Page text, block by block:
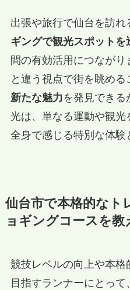
出張や旅行で仙台を訪れ
ギングで観光スポットを
間の有効活用につなが
と違う視点で街を眺める
新たな魅力 を発見できる
光は、単なる運動や観光
全身で感じる特別な体験
仙台市で本格的なト
ョギングコースを
競技レベルの向上や本格
目指すランナーにとって、